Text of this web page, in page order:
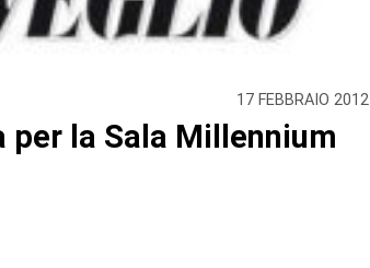
17 FEBBRAIO 2012
la Sala Millennium